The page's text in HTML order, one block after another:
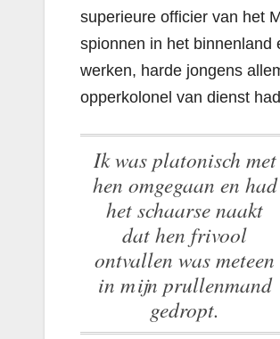
superieure officier van het
spionnen in het binnenland
werken, harde jongens
opperkolonel van dienst
Ik was platonisch met
hen omgegaan en had
het schaarse naakt
dat hen frivool
ontvallen was meteen
in mijn prullenmand
gedropt.